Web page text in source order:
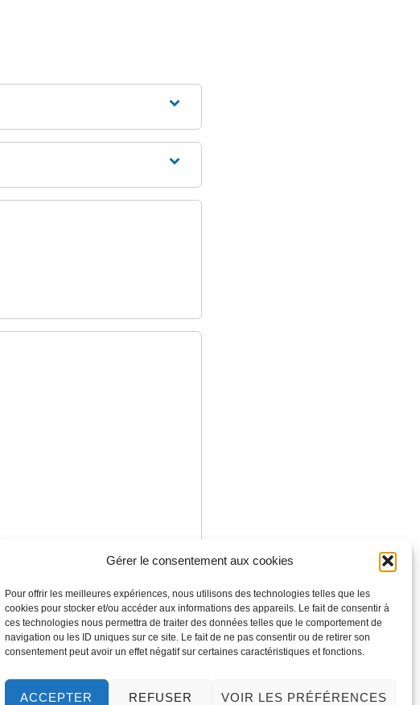
Gérer le consentement aux cookies
Pour offrir les meilleures expériences, nous utilisons des technologies telles que les
cookies pour stocker et/ou accéder aux informations des appareils. Le fait de consentir à
ces technologies nous permettra de traiter des données telles que le comportement de
navigation ou les ID uniques sur ce site. Le fait de ne pas consentir ou de retirer son
consentement peut avoir un effet négatif sur certaines caractéristiques et fonctions.
ACCEPTER REFUSER VOIR LES PRÉFÉRENCES